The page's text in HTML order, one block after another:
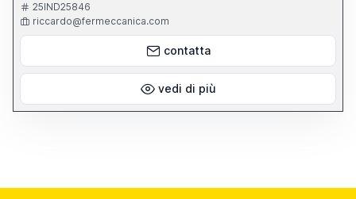
25IND25846
riccardo@fermeccanica.com
contatta
vedi di più